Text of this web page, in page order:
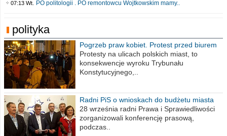
07:13 Wt. PO politologii . PO remontowcu Wojtkowskim mamy..
polityka
Pogrzeb praw kobiet. Protest przed biurem
poselskim PiS
Protesty na ulicach polskich miast, to
konsekwencje wyroku Trybunału
Konstytucyjnego,..
Radni PiS o wnioskach do budżetu miasta
na 2021 rok
28 września radni Prawa i Sprawiedliwości
zorganizowali konferencję prasową,
podczas..